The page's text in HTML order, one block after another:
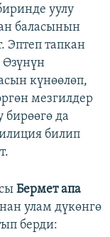
уулу
баласынын
Эптеп тапкан
күнөөлөп,
мезгилдер
бирөөгө да
билип
Бермет апа
улам дүкөнгө
берди: